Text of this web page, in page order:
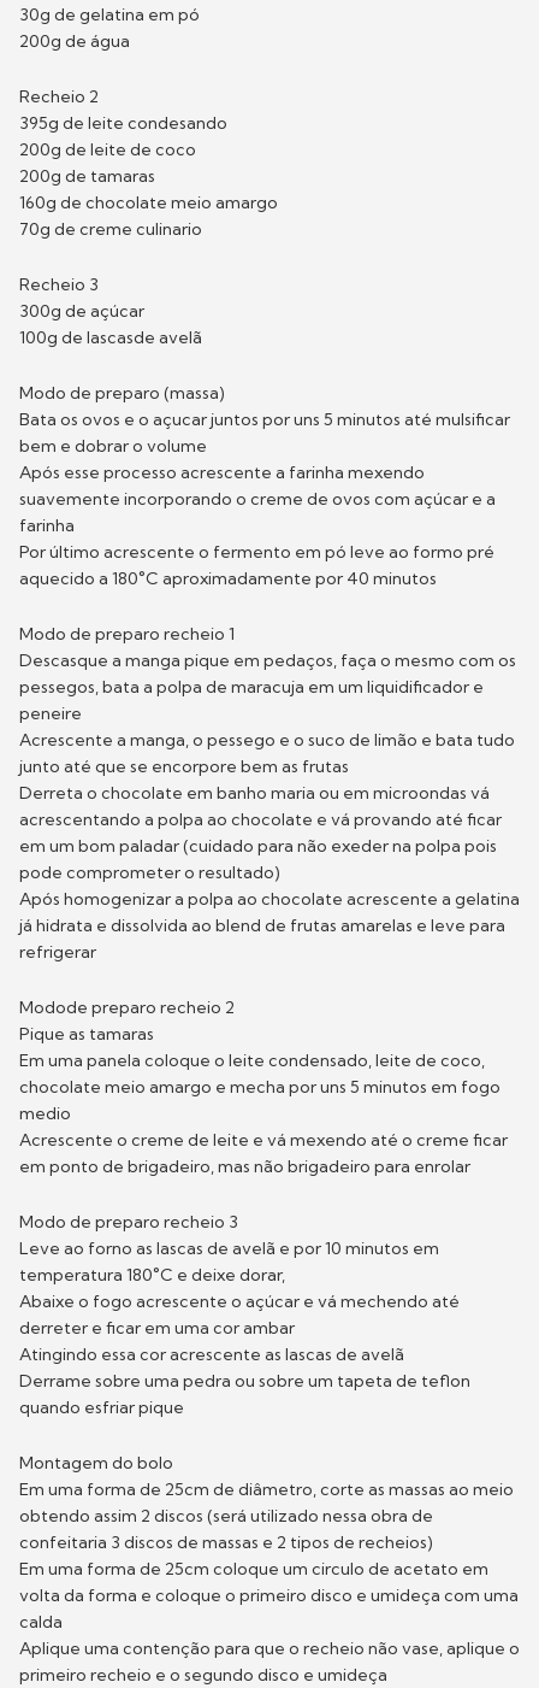
30g de gelatina em pó
200g de água
Recheio 2
395g de leite condesando
200g de leite de coco
200g de tamaras
160g de chocolate meio amargo
70g de creme culinario
Recheio 3
300g de açúcar
100g de lascasde avelã
Modo de preparo (massa)
Bata os ovos e o açucar juntos por uns 5 minutos até mulsificar
bem e dobrar o volume
Após esse processo acrescente a farinha mexendo
suavemente incorporando o creme de ovos com açúcar e a
farinha
Por último acrescente o fermento em pó leve ao formo pré
aquecido a 180°C aproximadamente por 40 minutos
Modo de preparo recheio 1
Descasque a manga pique em pedaços, faça o mesmo com os
pessegos, bata a polpa de maracuja em um liquidificador e
peneire
Acrescente a manga, o pessego e o suco de limão e bata tudo
junto até que se encorpore bem as frutas
Derreta o chocolate em banho maria ou em microondas vá
acrescentando a polpa ao chocolate e vá provando até ficar
em um bom paladar (cuidado para não exeder na polpa pois
pode comprometer o resultado)
Após homogenizar a polpa ao chocolate acrescente a gelatina
já hidrata e dissolvida ao blend de frutas amarelas e leve para
refrigerar
Modode preparo recheio 2
Pique as tamaras
Em uma panela coloque o leite condensado, leite de coco,
chocolate meio amargo e mecha por uns 5 minutos em fogo
medio
Acrescente o creme de leite e vá mexendo até o creme ficar
em ponto de brigadeiro, mas não brigadeiro para enrolar
Modo de preparo recheio 3
Leve ao forno as lascas de avelã e por 10 minutos em
temperatura 180°C e deixe dorar,
Abaixe o fogo acrescente o açúcar e vá mechendo até
derreter e ficar em uma cor ambar
Atingindo essa cor acrescente as lascas de avelã
Derrame sobre uma pedra ou sobre um tapeta de teflon
quando esfriar pique
Montagem do bolo
Em uma forma de 25cm de diâmetro, corte as massas ao meio
obtendo assim 2 discos (será utilizado nessa obra de
confeitaria 3 discos de massas e 2 tipos de recheios)
Em uma forma de 25cm coloque um circulo de acetato em
volta da forma e coloque o primeiro disco e umideça com uma
calda
Aplique uma contenção para que o recheio não vase, aplique o
primeiro recheio e o segundo disco e umideça